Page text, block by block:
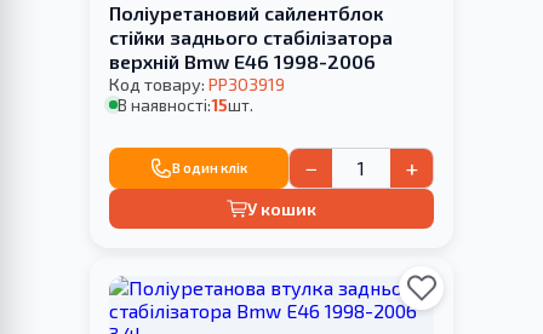
Поліуретановий сайлентблок
стійки заднього стабілізатора
верхній Bmw E46 1998-2006
Код товару: PP303919
В наявності:15шт.
В один клік − +
У кошик